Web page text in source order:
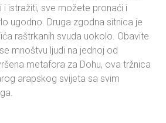
istražiti, sve možete pronaći i
ugodno. Druga zgodna sitnica je
raštrkanih svuda uokolo. Obavite
mnoštvu ljudi na jednoj od
metafora za Dohu, ova tržnica
arapskog svijeta sa svim